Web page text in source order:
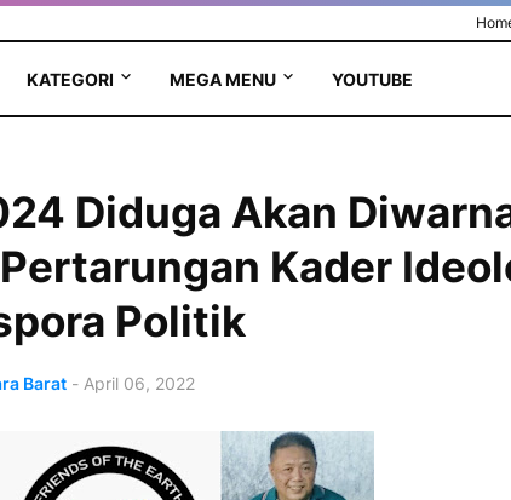
KATEGORI MEGA MENU YOUTUBE
Diduga Akan
Kader
Politik
Barat - April 06, 2022